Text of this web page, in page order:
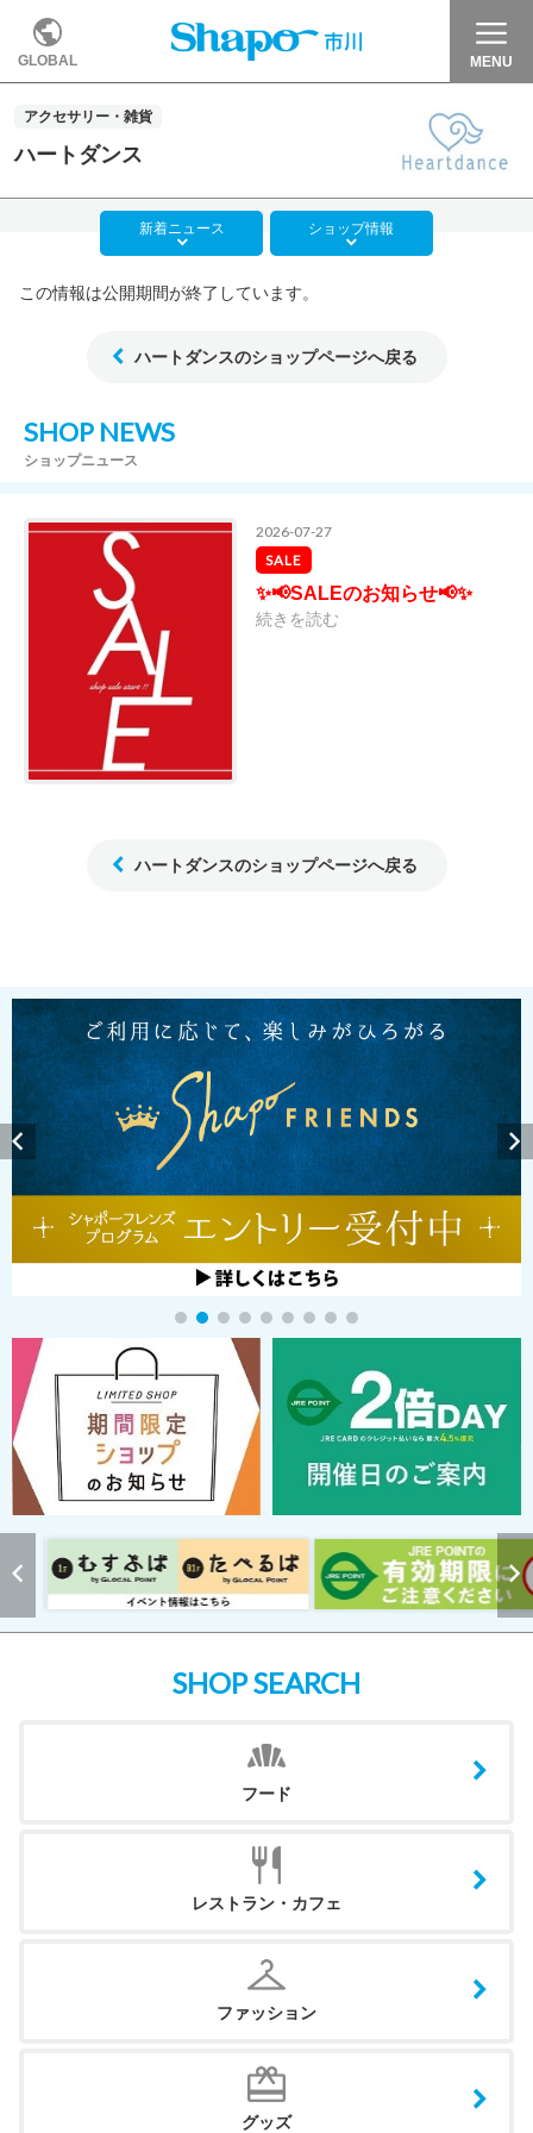
GLOBAL MENU
アクセサリー・雑貨
ハートダンス
新着ニュース ショップ情報
この情報は公開期間が終了しています。
ハートダンスのショップページへ戻る
SHOP NEWS
ショップニュース
2026-07-27
SALE
✨📢SALEのお知らせ📢✨
続きを読む
ハートダンスのショップページへ戻る
SHOP SEARCH
フード
レストラン・カフェ
ファッション
グッズ